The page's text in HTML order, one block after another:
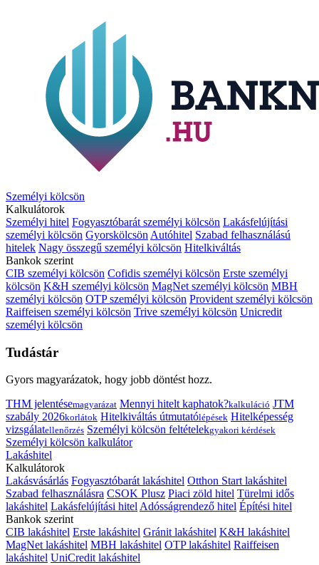
Személyi kölcsön
Kalkulátorok
Személyi hitel Fogyasztóbarát személyi kölcsön Lakásfelújítási
személyi kölcsön Gyorskölcsön Autóhitel Szabad felhasználású
hitelek Nagy összegű személyi kölcsön Hitelkiváltás
Bankok szerint
CIB személyi kölcsön Cofidis személyi kölcsön Erste személyi
kölcsön K&H személyi kölcsön MagNet személyi kölcsön MBH
személyi kölcsön OTP személyi kölcsön Provident személyi kölcsön
Raiffeisen személyi kölcsön Trive személyi kölcsön Unicredit
személyi kölcsön
Tudástár
Gyors magyarázatok, hogy jobb döntést hozz.
THM jelentésemagyarázat Mennyi hitelt kaphatok?kalkuláció JTM
szabály 2026korlátok Hitelkiváltás útmutatólépések Hitelképesség
vizsgálatellenőrzés Személyi kölcsön feltételekgyakori kérdések
Személyi kölcsön kalkulátor
Lakáshitel
Kalkulátorok
Lakásvásárlás Fogyasztóbarát lakáshitel Otthon Start lakáshitel
Szabad felhasználásra CSOK Plusz Piaci zöld hitel Türelmi idős
lakáshitel Lakásfelújítási hitelAdósságrendező hitel Építési hitel
Bankok szerint
CIB lakáshitel Erste lakáshitel Gránit lakáshitel K&H lakáshitel
MagNet lakáshitel MBH lakáshitel OTP lakáshitel Raiffeisen
lakáshitel UniCredit lakáshitel